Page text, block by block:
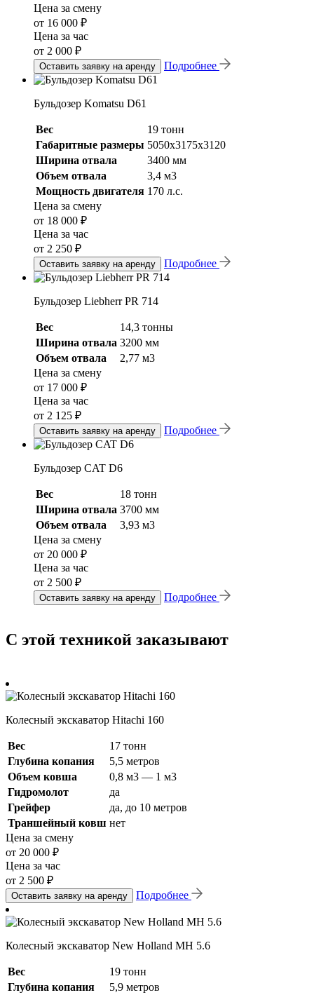
Цена за смену
от 16 000 ₽
Цена за час
от 2 000 ₽
Оставить заявку на аренду Подробнее
Бульдозер Komatsu D61
Вес
19 тонн
Габаритные размеры 5050х3175х3120
Ширина отвала
3400 мм
Объем отвала
3,4 м3
Мощность двигателя 170 л.с.
Цена за смену
от 18 000 ₽
Цена за час
от 2 250 ₽
Оставить заявку на аренду Подробнее
Бульдозер Liebherr PR 714
Вес
14,3 тонны
Ширина отвала 3200 мм
Объем отвала
2,77 м3
Цена за смену
от 17 000 ₽
Цена за час
от 2 125 ₽
Оставить заявку на аренду Подробнее
Бульдозер CAT D6
Вес
18 тонн
Ширина отвала 3700 мм
Объем отвала
3,93 м3
Цена за смену
от 20 000 ₽
Цена за час
от 2 500 ₽
Оставить заявку на аренду Подробнее
С этой техникой заказывают
Колесный экскаватор Hitachi 160
Вес
17 тонн
Глубина копания
5,5 метров
Объем ковша
0,8 м3 — 1 м3
Гидромолот
да
Грейфер
да, до 10 метров
Траншейный ковш нет
Цена за смену
от 20 000 ₽
Цена за час
от 2 500 ₽
Оставить заявку на аренду Подробнее
Колесный экскаватор New Holland MH 5.6
Вес
19 тонн
Глубина копания
5,9 метров